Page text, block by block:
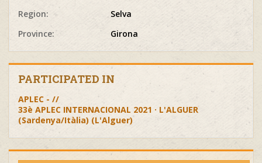
Region:
Selva
Province:
Girona
PARTICIPATED IN
APLEC - //
33è APLEC INTERNACIONAL 2021 · L'ALGUER
(Sardenya/Itàlia) (L'Alguer)